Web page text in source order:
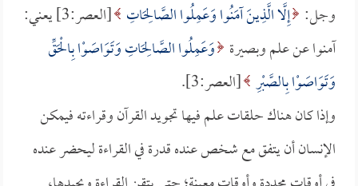
وجل: إِلَّا الَّذِينَ آمَنُوا وَعَمِلُوا الصَّالِحَاتِ
[العصر:3] يعني:
آمنوا عن علم وبصيرة وَعَمِلُوا الصَّالِحَاتِ وَتَوَاصَوْا بِالْحَقِّ
وَتَوَاصَوْا بِالصَّبْرِ [العصر:3].
وإذا كان هناك حلقات علم فيها تجويد القرآن وقراءته فيمكن
الإنسان أن يتفق مع شخص عنده قدرة في القراءة ليحضر عنده